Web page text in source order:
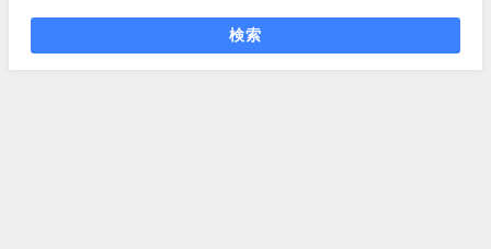
検索